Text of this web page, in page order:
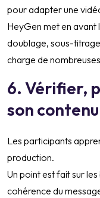
pour adapter une
HeyGen met en
doublage, sous-
charge de
6. Vérifier,
son contenu
Les participants
production.
Un point est fait sur
cohérence du